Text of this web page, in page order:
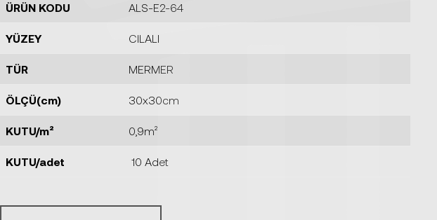
ÜRÜN KODU ALS-E2-64
YÜZEY CILALI
TÜR MERMER
ÖLÇÜ(cm) 30x30cm
KUTU/m² 0,9m²
KUTU/adet 10 Adet